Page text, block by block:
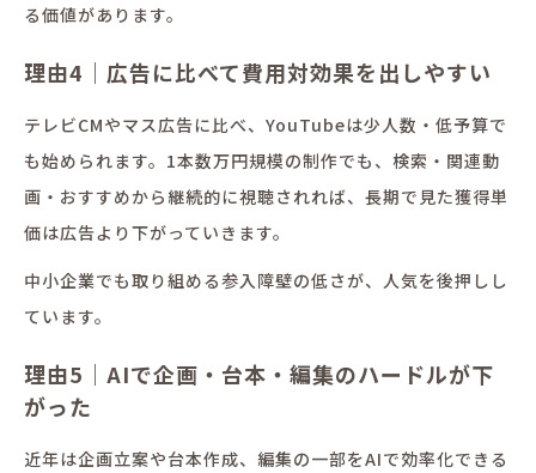
る価値があります。
理由4｜広告に比べて費用対効果を出しやすい
テレビCMやマス広告に比べ、YouTubeは少人数・低予算で
も始められます。1本数万円規模の制作でも、検索・関連動
画・おすすめから継続的に視聴されれば、長期で見た獲得単
価は広告より下がっていきます。
中小企業でも取り組める参入障壁の低さが、人気を後押しし
ています。
理由5｜AIで企画・台本・編集のハードルが下
がった
近年は企画立案や台本作成、編集の一部をAIで効率化できる